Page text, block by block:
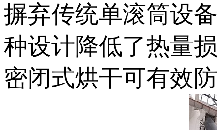
摒弃传统单滚筒设
种设计降低了热量
密闭式烘干可有效